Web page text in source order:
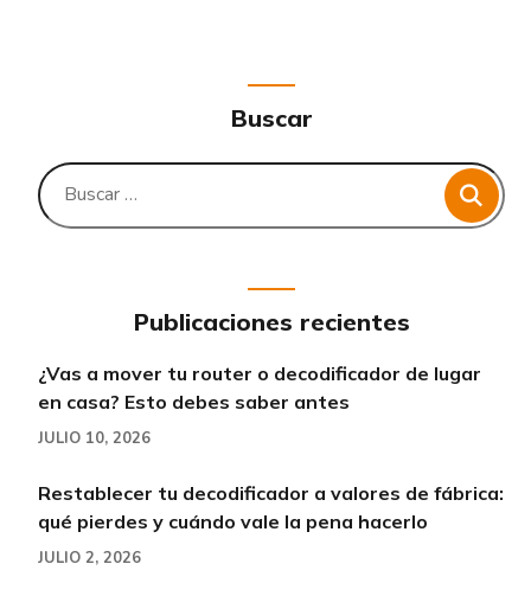
Buscar
Publicaciones recientes
¿Vas a mover tu router o decodificador de lugar
en casa? Esto debes saber antes
JULIO 10, 2026
Restablecer tu decodificador a valores de fábrica:
qué pierdes y cuándo vale la pena hacerlo
JULIO 2, 2026